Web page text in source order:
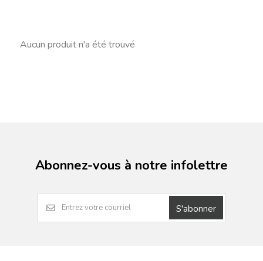
Aucun produit n'a été trouvé
Abonnez-vous à notre infolettre
S'abonner